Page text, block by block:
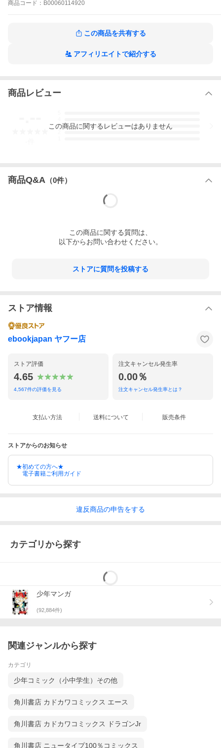
商品 コード： B00060114920
この商品を共有する
アフィリエイトで紹介する
商品レビュー
3
この商品に関するレビューはありません
商品Q&A （0件）
この商品に関する質問は、
以下からお問い合わせください。
ストアに質問を投稿する
ストア情報
ebookjapan ヤフー店
ストア評価
4.65
4,567件の評価を見る
注文キャンセル発生率
0.00％
注文キャンセル発生率とは？
支払い方法 送料について 販売条件
ストアからのお知らせ
★初めての方へ★
電子書籍ご利用ガイド
違反商品の申告をする
カテゴリから探す
少年マンガ
(92,884件)
関連ジャンルから探す
カテゴリ
少年コミック（小中学生）その他
角川書店 カドカワコミックス エース
角川書店 カドカワコミックス ドラゴンJr
角川書店 ニュータイプ100％コミックス